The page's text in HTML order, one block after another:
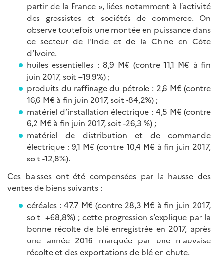
partir de la France », liées notamment à l’activité
des grossistes et sociétés de commerce. On
observe toutefois une montée en puissance dans
ce secteur de l’Inde et de la Chine en Côte
d’Ivoire.
huiles essentielles : 8,9 M€ (contre 11,1 M€ à fin
juin 2017, soit –19,9%) ;
produits du raffinage du pétrole : 2,6 M€ (contre
16,6 M€ à fin juin 2017, soit -84,2%) ;
matériel d’installation électrique : 4,5 M€ (contre
6,2 M€ à fin juin 2017, soit -26,3 %) ;
matériel de distribution et de commande
électrique : 9,1 M€ (contre 10,4 M€ à fin juin 2017,
soit -12,8%).
Ces baisses ont été compensées par la hausse des
ventes de biens suivants :
céréales : 47,7 M€ (contre 28,3 M€ à fin juin 2017,
soit +68,8%) ; cette progression s’explique par la
bonne récolte de blé enregistrée en 2017, après
une année 2016 marquée par une mauvaise
récolte et des exportations de blé en chute.